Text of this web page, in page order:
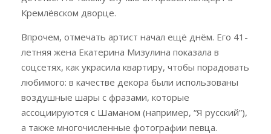
Кремлёвском дворце.
Впрочем, отмечать артист начал ещё днём. Его 41-
летняя жена Екатерина Мизулина показала в
соцсетях, как украсила квартиру, чтобы порадовать
любимого: в качестве декора были использованы
воздушные шары с фразами, которые
ассоциируются с Шаманом (например, “Я русский”),
а также многочисленные фотографии певца.